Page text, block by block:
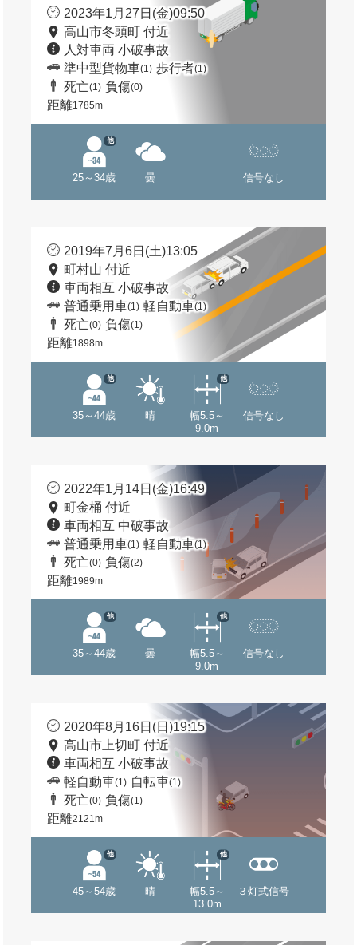
2023年1月27日(金)09:50
高山市冬頭町 付近
人対車両 小破事故
準中型貨物車(1) 歩行者(1)
死亡(1) 負傷(0)
距離1785m
25～34歳
他
曇 信号なし
2019年7月6日(土)13:05
町村山 付近
車両相互 小破事故
普通乗用車(1) 軽自動車(1)
死亡(0) 負傷(1)
距離1898m
35～44歳
他
晴
幅5.5～
9.0m
他
信号なし
2022年1月14日(金)16:49
町金桶 付近
車両相互 中破事故
普通乗用車(1) 軽自動車(1)
死亡(0) 負傷(2)
距離1989m
35～44歳
他
曇
幅5.5～
9.0m
他
信号なし
2020年8月16日(日)19:15
高山市上切町 付近
車両相互 小破事故
軽自動車(1) 自転車(1)
死亡(0) 負傷(1)
距離2121m
45～54歳
他
晴
幅5.5～
13.0m
他
３灯式信号